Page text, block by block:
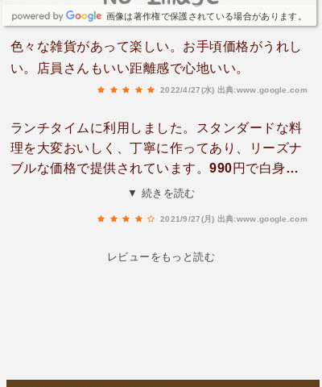
画像は著作権で保護されている場合があります。
色々な雑貨があって楽しい。お手頃価格がうれし
い。店員さんもいい距離感で心地いい。
2022/4/27(水) 出典:www.google.com
ランチタイムに利用しました。スタンダードな料
理を大変おいしく、丁寧に作ってあり、リーズナ
ブルな価格で提供されています。990円で白身魚
のフライにスープとライス、充実のデザートかド
▼ 続きを読む
2021/9/27(月) 出典:www.google.com
レビューをもっと読む